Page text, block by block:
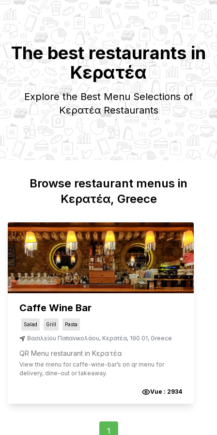
The best restaurants in
Κερατέα
Explore the Best Menu Selections of
ΚερατέαRestaurants
Browse restaurant menus in
Κερατέα, Greece
Caffe Wine Bar
Salad Grill Pasta
Βασιλείου Παπανικολάου, Κερατέα, 190 01, Greece
QR Menu restaurant in Κερατέα
View the menu for caffe-wine-bar’s on qr menu for
delivery, dine-out or takeaway.
Vue : 2934
1